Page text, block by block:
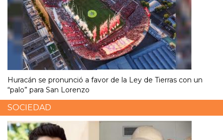
Huracán se pronunció a favor de la Ley de Tierras con un
“palo” para San Lorenzo
SOCIEDAD